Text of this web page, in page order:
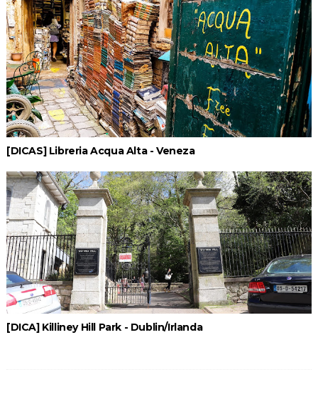
[DICAS] Libreria Acqua Alta - Veneza
[DICA] Killiney Hill Park - Dublin/Irlanda